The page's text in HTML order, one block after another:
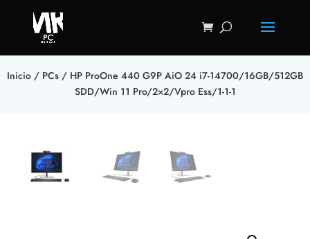
Inicio / PCs / HP ProOne 440 G9P AiO 24 i7-14700/16GB/512GB
SDD/Win 11 Pro/2×2/Vpro Ess/1-1-1